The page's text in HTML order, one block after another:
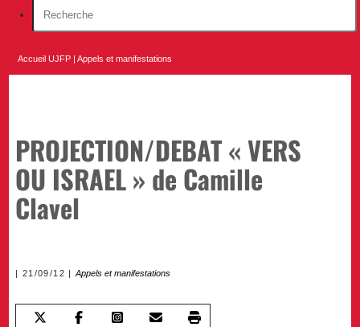
Accueil UJFP |Appels et manifestations
PROJECTION/DEBAT « VERS
OU ISRAEL » de Camille
Clavel
21/09/12 Appels et manifestations